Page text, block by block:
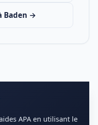
Baden →
APA en utilisant le